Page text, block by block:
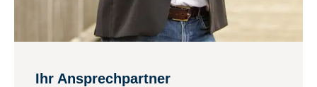
Ihr Ansprechpartner